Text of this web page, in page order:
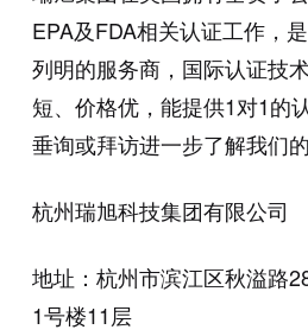
EPA及FDA相关认证工作，
列明的服务商，国际认证技
短、价格优，能提供1对1的
垂询或拜访进一步了解我们
杭州瑞旭科技集团有限公司
地址：杭州市滨江区秋溢路
1号楼11层